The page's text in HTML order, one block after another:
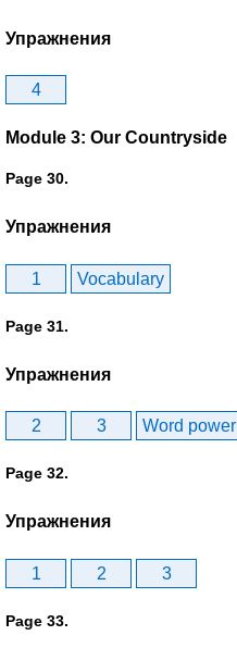
Упражнения
4
Module 3: Our Countryside
Page 30.
Упражнения
1 Vocabulary
Page 31.
Упражнения
2 3 Word power
Page 32.
Упражнения
1 2 3
Page 33.